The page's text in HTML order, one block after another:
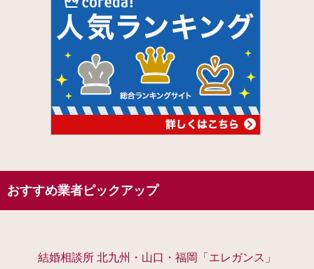
おすすめ業者ピックアップ
結婚相談所 北九州・山口・福岡「エレガンス」